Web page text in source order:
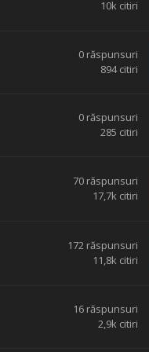
10k citiri
0 răspunsuri
894 citiri
0 răspunsuri
285 citiri
70 răspunsuri
17,7k citiri
172 răspunsuri
11,8k citiri
16 răspunsuri
2,9k citiri